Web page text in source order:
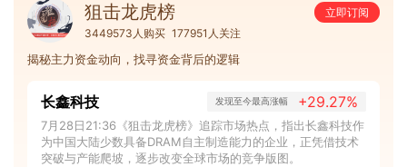
狙击龙虎榜
立即订阅
3449573人购买 177951人关注
揭秘主力资金动向，找寻资金背后的逻辑
长鑫科技 发现至今最高涨幅 +29.27%
7月28日21:36《狙击龙虎榜》追踪市场热点，指出长鑫科技作
为中国大陆少数具备DRAM自主制造能力的企业，正凭借技术
突破与产能爬坡，逐步改变全球市场的竞争版图。